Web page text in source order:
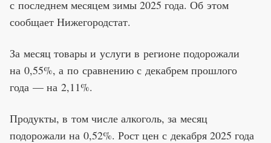
с последнем месяцем зимы 2025 года. Об этом
сообщает Нижегородстат.
За месяц товары и услуги в регионе подорожали
на 0,55%, а по сравнению с декабрем прошлого
года — на 2,11%.
Продукты, в том числе алкоголь, за месяц
подорожали на 0,52%. Рост цен с декабря 2025 года